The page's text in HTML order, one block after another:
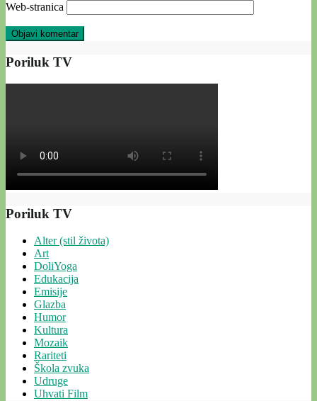
Web-stranica
Poriluk TV
Poriluk TV
Alter (stil života)
Art
DoliYoga
Edukacija
Emisije
Glazba
Humor
Kultura
Mozaik
Rariteti
Škola zvuka
Udruge
Uhvati Film